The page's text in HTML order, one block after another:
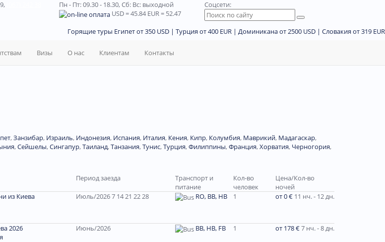
Пн - Пт: 09.30 - 18.30,Сб: Вс: выходной
USD= 45.84EUR= 52.47
Соцсети:
Горящие туры Египет от 350 USD | Турция от 400 EUR | Доминикана от 2500 USD | Словакия от 319 EUR
Визы О нас Клиентам Контакты
,Занзибар, Израиль, Индонезия, Испания, Италия, Кения, Кипр, Колумбия, Маврикий, Мадагаскар,
,Сейшелы,Сингапур,Таиланд,Танзания,Тунис,Турция,Филиппины,Франция,Хорватия, Черногория,
Период заезда
Транспорт и
питание
Кол-во
человек
Цена/Кол-во
ночей
из Киева
Июль/2026 7 14 21 22 28 RO, BB, HB 1 от 0 € 11 нч. - 12 дн.
2026
Июнь/2026 BB, HB, FB 1 от 178 €7 нч. - 8 дн.